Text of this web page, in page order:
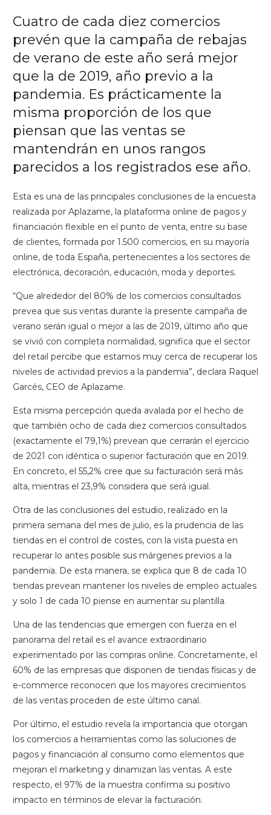
Cuatro de cada diez comercios
prevén que la campaña de rebajas
de verano de este año será mejor
que la de 2019, año previo a la
pandemia. Es prácticamente la
misma proporción de los que
piensan que las ventas se
mantendrán en unos rangos
parecidos a los registrados ese año.
Esta es una de las principales conclusiones de la encuesta
realizada por Aplazame, la plataforma online de pagos y
financiación flexible en el punto de venta, entre su base
de clientes, formada por 1.500 comercios, en su mayoría
online, de toda España, pertenecientes a los sectores de
electrónica, decoración, educación, moda y deportes.
“Que alrededor del 80% de los comercios consultados
prevea que sus ventas durante la presente campaña de
verano serán igual o mejor a las de 2019, último año que
se vivió con completa normalidad, significa que el sector
del retail percibe que estamos muy cerca de recuperar los
niveles de actividad previos a la pandemia”, declara Raquel
Garcés, CEO de Aplazame.
Esta misma percepción queda avalada por el hecho de
que también ocho de cada diez comercios consultados
(exactamente el 79,1%) prevean que cerrarán el ejercicio
de 2021 con idéntica o superior facturación que en 2019.
En concreto, el 55,2% cree que su facturación será más
alta, mientras el 23,9% considera que será igual.
Otra de las conclusiones del estudio, realizado en la
primera semana del mes de julio, es la prudencia de las
tiendas en el control de costes, con la vista puesta en
recuperar lo antes posible sus márgenes previos a la
pandemia. De esta manera, se explica que 8 de cada 10
tiendas prevean mantener los niveles de empleo actuales
y solo 1 de cada 10 piense en aumentar su plantilla.
Una de las tendencias que emergen con fuerza en el
panorama del retail es el avance extraordinario
experimentado por las compras online. Concretamente, el
60% de las empresas que disponen de tiendas físicas y de
e-commerce reconocen que los mayores crecimientos
de las ventas proceden de este último canal.
Por último, el estudio revela la importancia que otorgan
los comercios a herramientas como las soluciones de
pagos y financiación al consumo como elementos que
mejoran el marketing y dinamizan las ventas. A este
respecto, el 97% de la muestra confirma su positivo
impacto en términos de elevar la facturación.